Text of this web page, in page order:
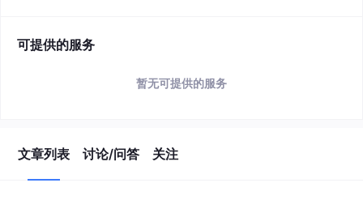
可提供的服务
暂无可提供的服务
文章列表 讨论/问答 关注